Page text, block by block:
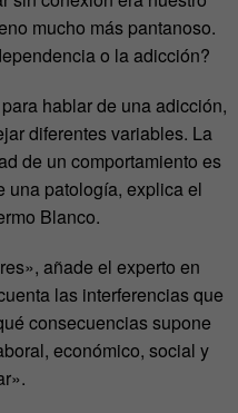
mucho más pantanoso.
o la adicción?
hablar de una adicción,
diferentes variables. La
de un comportamiento es
una patología, explica el
Blanco.
añade el experto en
las interferencias que
consecuencias supone
económico, social y